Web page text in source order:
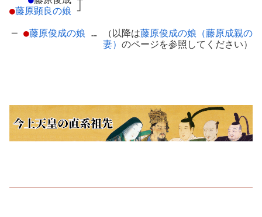
●藤原顕良の娘 ┘
─ ●藤原俊成の娘 … （以降は藤原俊成の娘（藤原成親の
妻） のページを参照してください）